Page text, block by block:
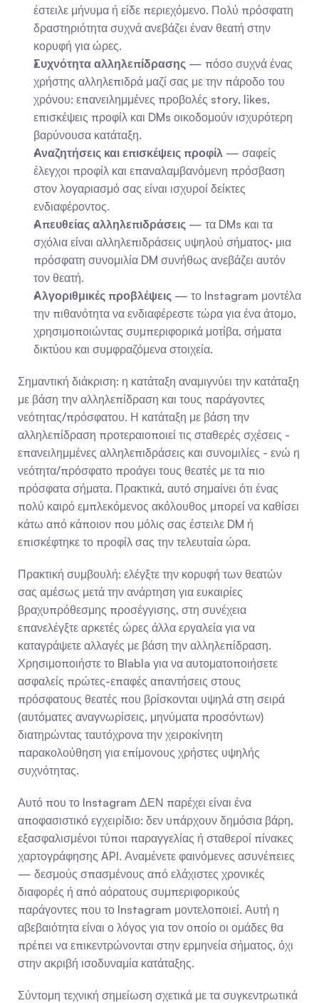
έστειλε μήνυμα ή είδε περιεχόμενο. Πολύ πρόσφατη
δραστηριότητα συχνά ανεβάζει έναν θεατή στην
κορυφή για ώρες.
Συχνότητα αλληλεπίδρασης — πόσο συχνά ένας
χρήστης αλληλεπιδρά μαζί σας με την πάροδο του
χρόνου: επανειλημμένες προβολές story, likes,
επισκέψεις προφίλ και DMs οικοδομούν ισχυρότερη
βαρύνουσα κατάταξη.
Αναζητήσεις και επισκέψεις προφίλ — σαφείς
έλεγχοι προφίλ και επαναλαμβανόμενη πρόσβαση
στον λογαριασμό σας είναι ισχυροί δείκτες
ενδιαφέροντος.
Απευθείας αλληλεπιδράσεις — τα DMs και τα
σχόλια είναι αλληλεπιδράσεις υψηλού σήματος· μια
πρόσφατη συνομιλία DM συνήθως ανεβάζει αυτόν
τον θεατή.
Αλγοριθμικές προβλέψεις — το Instagram μοντέλα
την πιθανότητα να ενδιαφέρεστε τώρα για ένα άτομο,
χρησιμοποιώντας συμπεριφορικά μοτίβα, σήματα
δικτύου και συμφραζόμενα στοιχεία.
Σημαντική διάκριση: η κατάταξη αναμιγνύει την κατάταξη
με βάση την αλληλεπίδραση και τους παράγοντες
νεότητας/πρόσφατου. Η κατάταξη με βάση την
αλληλεπίδραση προτεραιοποιεί τις σταθερές σχέσεις -
επανειλημμένες αλληλεπιδράσεις και συνομιλίες - ενώ η
νεότητα/πρόσφατο προάγει τους θεατές με τα πιο
πρόσφατα σήματα. Πρακτικά, αυτό σημαίνει ότι ένας
πολύ καιρό εμπλεκόμενος ακόλουθος μπορεί να καθίσει
κάτω από κάποιον που μόλις σας έστειλε DM ή
επισκέφτηκε το προφίλ σας την τελευταία ώρα.
Πρακτική συμβουλή: ελέγξτε την κορυφή των θεατών
σας αμέσως μετά την ανάρτηση για ευκαιρίες
βραχυπρόθεσμης προσέγγισης, στη συνέχεια
επανελέγξτε αρκετές ώρες άλλα εργαλεία για να
καταγράψετε αλλαγές με βάση την αλληλεπίδραση.
Χρησιμοποιήστε το Blabla για να αυτοματοποιήσετε
ασφαλείς πρώτες-επαφές απαντήσεις στους
πρόσφατους θεατές που βρίσκονται υψηλά στη σειρά
(αυτόματες αναγνωρίσεις, μηνύματα προσόντων)
διατηρώντας ταυτόχρονα την χειροκίνητη
παρακολούθηση για επίμονους χρήστες υψηλής
συχνότητας.
Αυτό που το Instagram ΔΕΝ παρέχει είναι ένα
αποφασιστικό εγχειρίδιο: δεν υπάρχουν δημόσια βάρη,
εξασφαλισμένοι τύποι παραγγελίας ή σταθεροί πίνακες
χαρτογράφησης API. Αναμένετε φαινόμενες ασυνέπειες
— δεσμούς σπασμένους από ελάχιστες χρονικές
διαφορές ή από αόρατους συμπεριφορικούς
παράγοντες που το Instagram μοντελοποιεί. Αυτή η
αβεβαιότητα είναι ο λόγος για τον οποίο οι ομάδες θα
πρέπει να επικεντρώνονται στην ερμηνεία σήματος, όχι
στην ακριβή ισοδυναμία κατάταξης.
Σύντομη τεχνική σημείωση σχετικά με τα συγκεντρωτικά